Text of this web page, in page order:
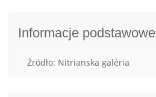
Informacje podstawowe
Źródło: Nitrianska galéria